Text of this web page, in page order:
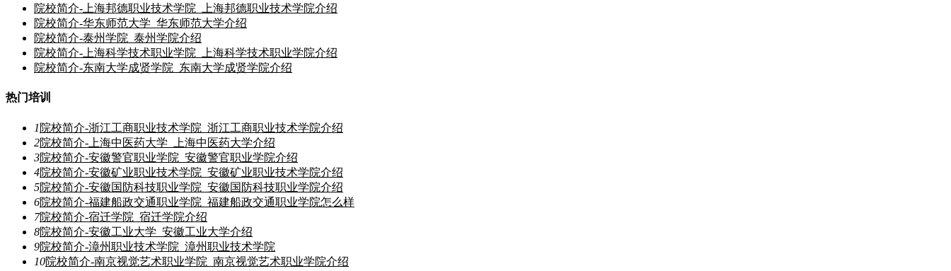
院校简介-上海邦德职业技术学院_上海邦德职业技术学院介绍
院校简介-华东师范大学_华东师范大学介绍
院校简介-泰州学院_泰州学院介绍
院校简介-上海科学技术职业学院_上海科学技术职业学院介绍
院校简介-东南大学成贤学院_东南大学成贤学院介绍
热门培训
1 院校简介-浙江工商职业技术学院_浙江工商职业技术学院介绍
2院校简介-上海中医药大学_上海中医药大学介绍
3院校简介-安徽警官职业学院_安徽警官职业学院介绍
4院校简介-安徽矿业职业技术学院_安徽矿业职业技术学院介绍
5院校简介-安徽国防科技职业学院_安徽国防科技职业学院介绍
6院校简介-福建船政交通职业学院_福建船政交通职业学院怎么样
7院校简介-宿迁学院_宿迁学院介绍
8院校简介-安徽工业大学_安徽工业大学介绍
9院校简介-漳州职业技术学院_漳州职业技术学院
10院校简介-南京视觉艺术职业学院_南京视觉艺术职业学院介绍